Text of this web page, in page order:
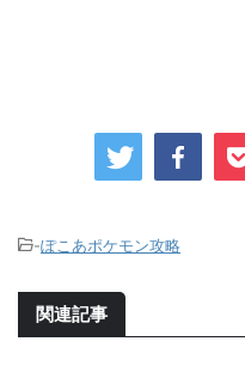
-ぽこあポケモン攻略
関連記事